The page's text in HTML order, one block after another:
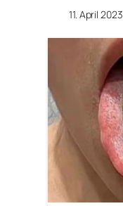
11. April 2023